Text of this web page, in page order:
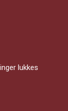
lukkes